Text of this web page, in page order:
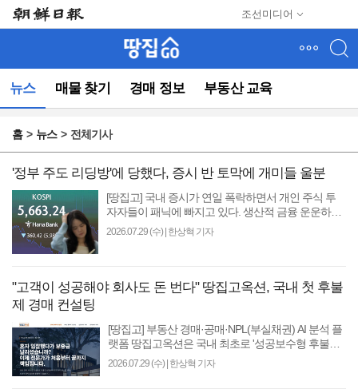
조선미디어
뉴스 매물 찾기 경매 정보 부동산 교육
뉴
(컨
영
홈 뉴스 전체기사
'정부 주도 리딩방'에 당했다, 증시 반 토막에 개미들 울분
[땅집고] 국내 증시가 연일 폭락하면서 개인 주식 투
자자들이 패닉에 빠지고 있다. 생산적 금융 운운하며
부동산을 팔아 주식을 살 것을 권유했던 정부에 대한
2026.07.29 (수)| 한상혁 기자
"고객이 성공해야 회사도 돈 번다" 땅집고옥션, 국내 첫 후불
제 경매 컨설팅
[땅집고] 부동산 경매·공매·NPL(부실채권) AI 분석 플
랫폼 땅집고옥션은 국내 최초로 '성공보수형 후불제
올케어 컨설팅' 서비스를 출시한다고 밝혔다. 그동안
2026.07.29 (수)| 한상혁 기자